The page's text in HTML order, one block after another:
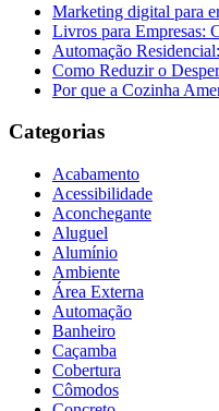
Marketing digital para
Livros para Empresas:
Automação
Como Reduzir o
Por que a Cozinha
Categorias
Acabamento
Acessibilidade
Aconchegante
Aluguel
Alumínio
Ambiente
Área Externa
Automação
Banheiro
Caçamba
Cobertura
Cômodos